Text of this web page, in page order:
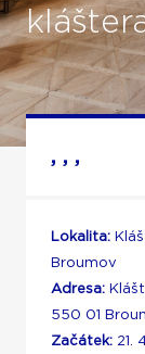
, , ,
Lokalita:
Broumov
Adresa:
550 01
Začátek: 21.